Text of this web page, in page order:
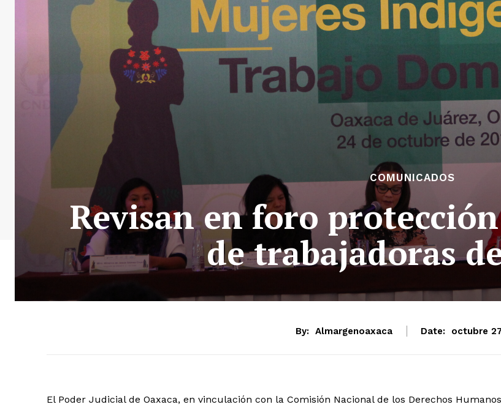
COMUNICADOS
Revisan en foro
de trabajadoras
By: Almargenoaxaca Date: octubre
El Poder Judicial de Oaxaca, en vinculación con la Comisión Nacional de los Derechos